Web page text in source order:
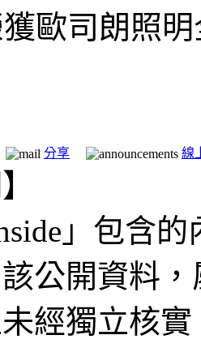
歐司朗照
分享 線
」包含
公開資料
經獨立核